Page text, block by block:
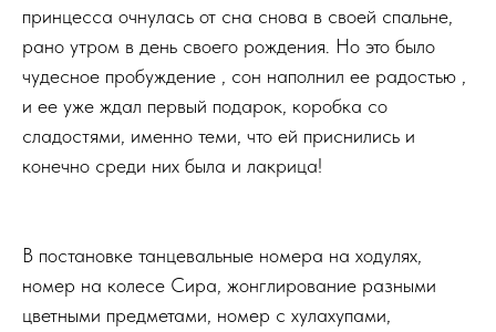
принцесса очнулась от сна снова в своей спальне,
рано утром в день своего рождения. Но это было
чудесное пробуждение , сон наполнил ее радостью ,
и ее уже ждал первый подарок, коробка со
сладостями, именно теми, что ей приснились и
конечно среди них была и лакрица!
В постановке танцевальные номера на ходулях,
номер на колесе Сира, жонглирование разными
цветными предметами, номер с хулахупами,